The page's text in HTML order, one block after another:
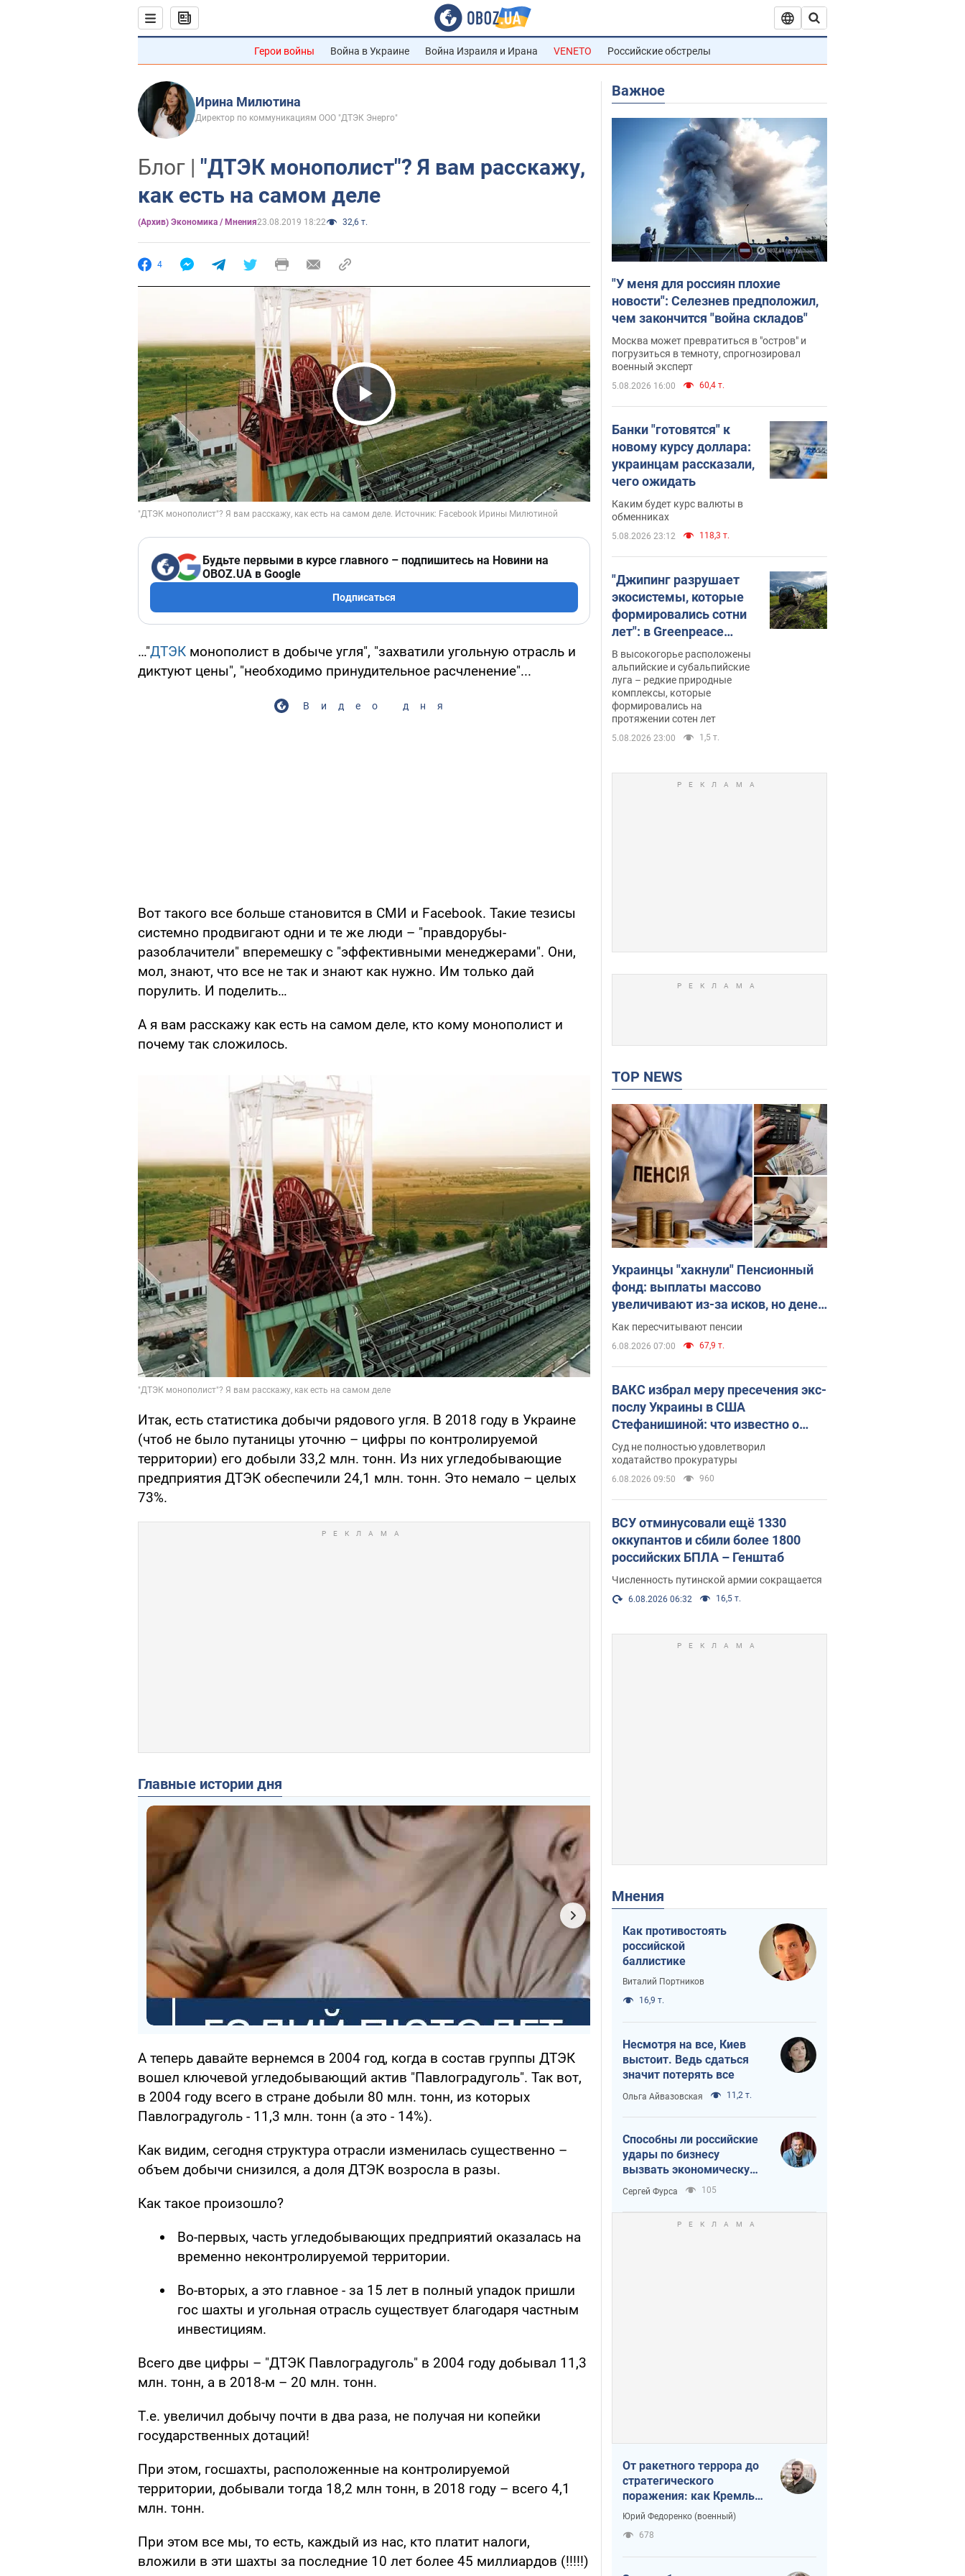
Герои войны Война в Украине Война Израиля и Ирана VENETO Российские обстрелы
Ирина Милютина
Директор по коммуникациям ООО "ДТЭК Энерго"
Блог | "ДТЭК монополист"? Я вам расскажу,
как есть на самом деле
(Архив) Экономика / Мнения23.08.2019 18:22 32,6 т.
4
Play Video
Будьте первыми в курсе главного – подпишитесь на Новини на
OBOZ.UA в Google
Подписаться
…"ДТЭК монополист в добыче угля", "захватили угольную отрасль и
диктуют цены", "необходимо принудительное расчленение"...
Видео дня
Вот такого все больше становится в СМИ и Facebook. Такие тезисы
системно продвигают одни и те же люди – "правдорубы-
разоблачители" вперемешку с "эффективными менеджерами". Они,
мол, знают, что все не так и знают как нужно. Им только дай
порулить. И поделить…
А я вам расскажу как есть на самом деле, кто кому монополист и
почему так сложилось.
Итак, есть статистика добычи рядового угля. В 2018 году в Украине
(чтоб не было путаницы уточню – цифры по контролируемой
территории) его добыли 33,2 млн. тонн. Из них угледобывающие
предприятия ДТЭК обеспечили 24,1 млн. тонн. Это немало – целых
73%.
Главные истории дня
А теперь давайте вернемся в 2004 год, когда в состав группы ДТЭК
вошел ключевой угледобывающий актив "Павлоградуголь". Так вот,
в 2004 году всего в стране добыли 80 млн. тонн, из которых
Павлоградуголь - 11,3 млн. тонн (а это - 14%).
Как видим, сегодня структура отрасли изменилась существенно –
объем добычи снизился, а доля ДТЭК возросла в разы.
Как такое произошло?
Во-первых, часть угледобывающих предприятий оказалась на
временно неконтролируемой территории.
Во-вторых, а это главное - за 15 лет в полный упадок пришли
гос шахты и угольная отрасль существует благодаря частным
инвестициям.
Всего две цифры – "ДТЭК Павлоградуголь" в 2004 году добывал 11,3
млн. тонн, а в 2018-м – 20 млн. тонн.
Т.е. увеличил добычу почти в два раза, не получая ни копейки
государственных дотаций!
При этом, госшахты, расположенные на контролируемой
территории, добывали тогда 18,2 млн тонн, в 2018 году – всего 4,1
млн. тонн.
При этом все мы, то есть, каждый из нас, кто платит налоги,
вложили в эти шахты за последние 10 лет более 45 миллиардов (!!!!!)
Важное
"У меня для россиян плохие
новости": Селезнев предположил,
чем закончится "война складов"
Москва может превратиться в "остров" и
погрузиться в темноту, спрогнозировал
военный эксперт
5.08.2026 16:00 60,4 т.
Банки "готовятся" к
новому курсу доллара:
украинцам рассказали,
чего ожидать
Каким будет курс валюты в
обменниках
5.08.2026 23:12 118,3 т.
"Джипинг разрушает
экосистемы, которые
формировались сотни
лет": в Greenpeace
забили тревогу
В высокогорье расположены
альпийские и субальпийские
луга – редкие природные
комплексы, которые
формировались на
протяжении сотен лет
5.08.2026 23:00 1,5 т.
TOP NEWS
Украинцы "хакнули" Пенсионный
фонд: выплаты массово
увеличивают из-за исков, но денег
не хватает
Как пересчитывают пенсии
6.08.2026 07:00 67,9 т.
ВАКС избрал меру пресечения экс-
послу Украины в США
Стефанишиной: что известно о
деле
Суд не полностью удовлетворил
ходатайство прокуратуры
6.08.2026 09:50 960
ВСУ отминусовали ещё 1330
оккупантов и сбили более 1800
российских БПЛА – Генштаб
Численность путинской армии сокращается
6.08.2026 06:32 16,5 т.
Мнения
Как противостоять
российской
баллистике
Виталий Портников
16,9 т.
Несмотря на все, Киев
выстоит. Ведь сдаться
значит потерять все
Ольга Айвазовская 11,2 т.
Способны ли российские
удары по бизнесу
вызвать экономическую
катастрофу?
Сергей Фурса 105
От ракетного террора до
стратегического
поражения: как Кремль
загнал себя в ловушку
Юрий Федоренко (военный)
678